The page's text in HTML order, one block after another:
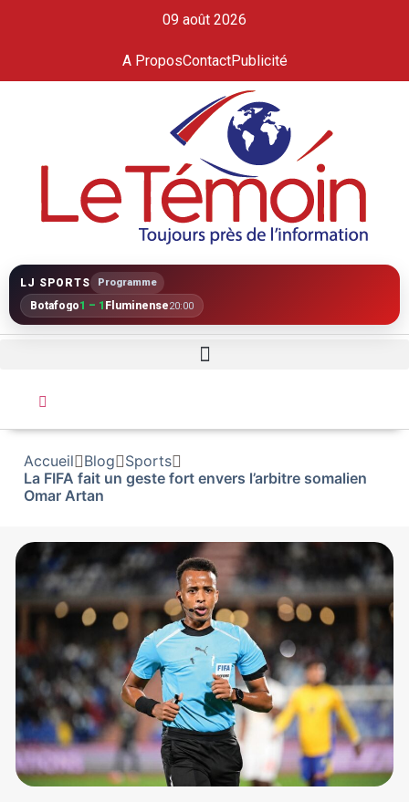
09 août 2026
A ProposContactPublicité
LJ SPORTS Programme
Botafogo1 – 1 Fluminense20:00
Accueil Blog
Sports
La FIFA fait un geste fort envers l’arbitre somalien
Omar Artan